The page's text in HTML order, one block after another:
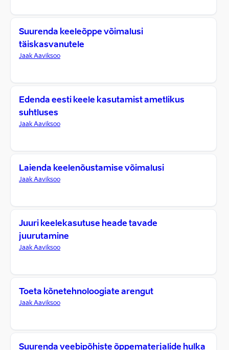
Suurenda keeleõppe võimalusi
täiskasvanutele
Jaak Aaviksoo
Edenda eesti keele kasutamist ametlikus
suhtluses
Jaak Aaviksoo
Laienda keelenõustamise võimalusi
Jaak Aaviksoo
Juuri keelekasutuse heade tavade
juurutamine
Jaak Aaviksoo
Toeta kõnetehnoloogiate arengut
Jaak Aaviksoo
Suurenda veebipõhiste õppematerjalide hulka